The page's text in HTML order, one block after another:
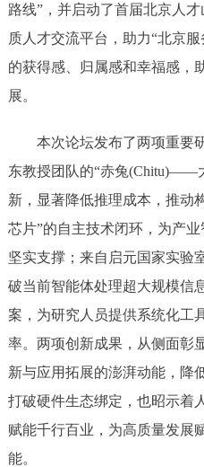
路线”，并启动了首届北京人
质人才交流平台，助力“北京
的获得感、归属感和幸福感，
展。
本次论坛发布了两项重要
东教授团队的“赤兔(Chitu)——
新，显著降低推理成本，推动
芯片”的自主技术闭环，为产
坚实支撑；来自启元国家实验
破当前智能体处理超大规模信
案，为研究人员提供系统化工
率。两项创新成果，从侧面彰
新与应用拓展的澎湃动能，降
打破硬件生态绑定，也昭示着
赋能千行百业，为高质量发展
能。